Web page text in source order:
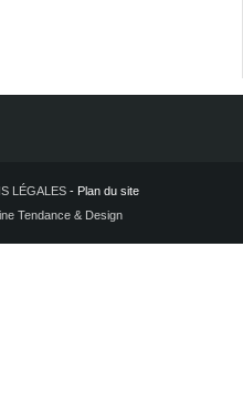
LÉGALES - Plan du site
Tendance & Design